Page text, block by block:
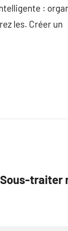
:
les. Créer un
traiter